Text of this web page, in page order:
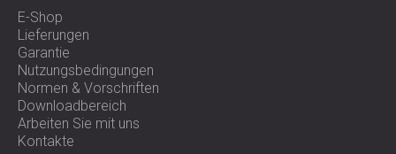
E-Shop
Lieferungen
Garantie
Nutzungsbedingungen
Normen & Vorschriften
Downloadbereich
Arbeiten Sie mit uns
Kontakte